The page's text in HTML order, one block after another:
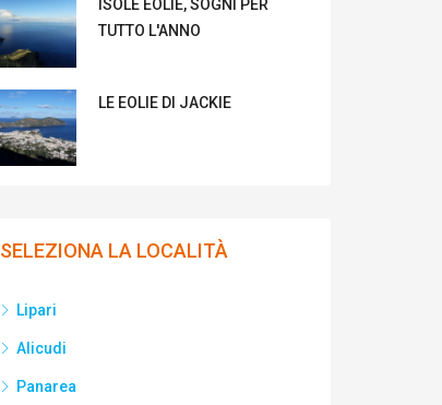
ISOLE EOLIE, SOGNI PER
TUTTO L'ANNO
LE EOLIE DI JACKIE
SELEZIONA LA LOCALITÀ
Lipari
Alicudi
Panarea